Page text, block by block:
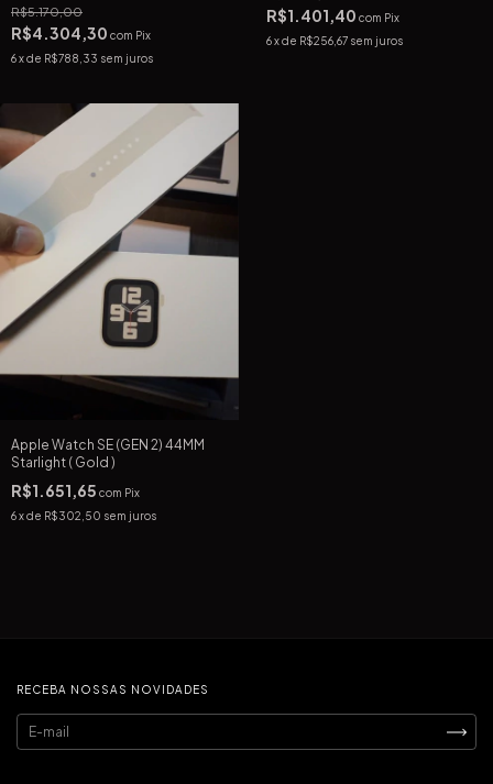
R$5.170,00
R$4.304,30 com Pix
6x de R$788,33 sem juros
R$1.401,40 com Pix
6 x de R$256,67 sem juros
Apple Watch SE (GEN 2) 44MM
Starlight ( Gold )
R$1.651,65 com Pix
6x de R$302,50 sem juros
RECEBA NOSSAS NOVIDADES